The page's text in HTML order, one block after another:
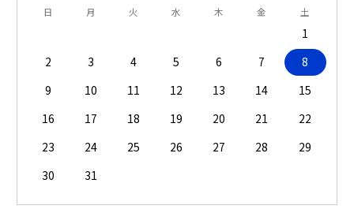
日 月 火 水 木 金 土
1
2
3 4 5 6 7
8
9
10 11 12 13 14
15
16
17 18 19 20 21
22
23
24 25 26 27 28
29
30
31